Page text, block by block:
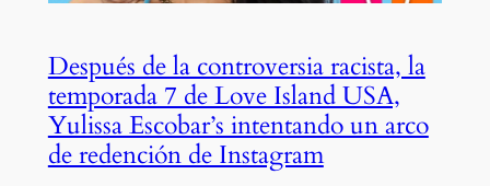
Después de la controversia racista, la
temporada 7 de Love Island USA,
Yulissa Escobar’s intentando un arco
de redención de Instagram